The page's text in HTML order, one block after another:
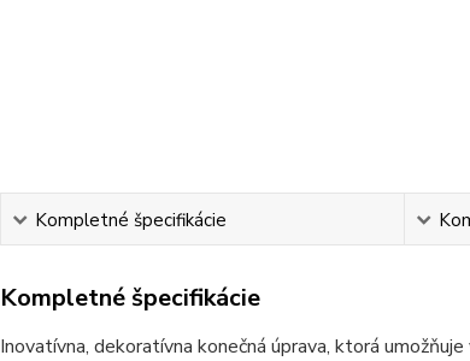
Kompletné špecifikácie
Kompletné špecifikácie
Inovatívna, dekoratívna konečná úprava, ktorá